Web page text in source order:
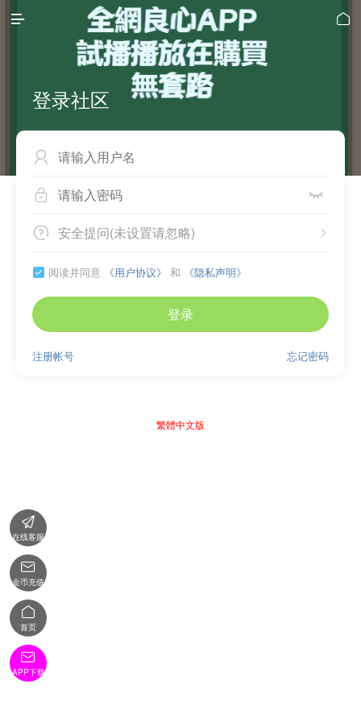
 
登录社区

 
 
安全提问(未设置请忽略)
 阅读并同意 《用户协议》 和 《隐私声明》
登录
忘记密码
注册帐号
繁體中文版

在线客服

金币充值

首页

APP下载